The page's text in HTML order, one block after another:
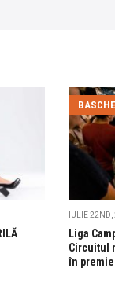
IULIE
Liga
Circuitul
în